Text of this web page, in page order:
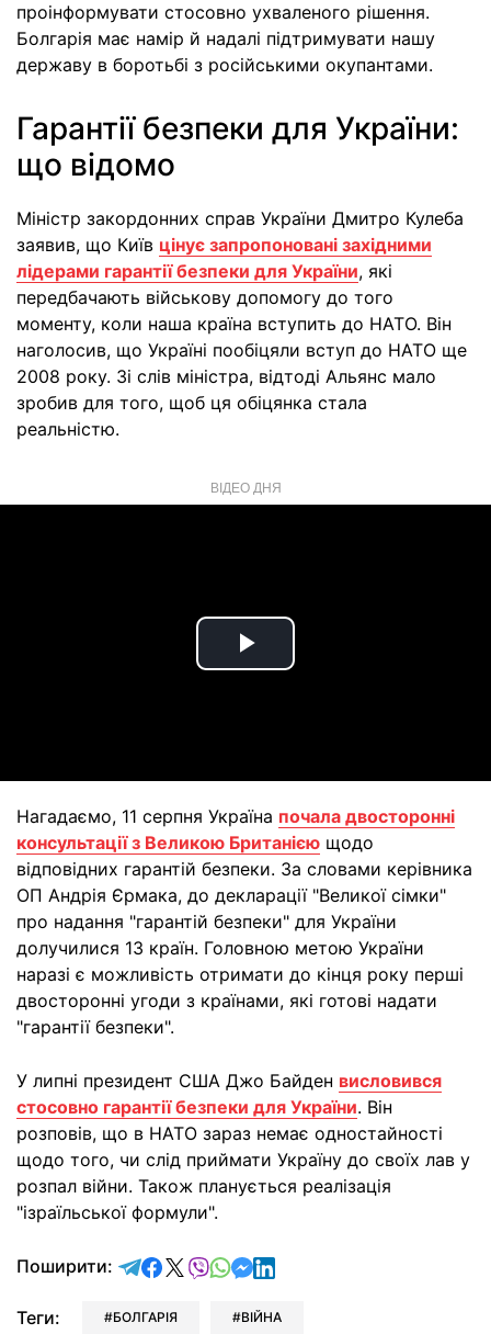
проінформувати стосовно ухваленого рішення.
Болгарія має намір й надалі підтримувати нашу
державу в боротьбі з російськими окупантами.
Гарантії безпеки для України:
що відомо
Міністр закордонних справ України Дмитро Кулеба
заявив, що Київ цінує запропоновані західними
лідерами гарантії безпеки для України, які
передбачають військову допомогу до того
моменту, коли наша країна вступить до НАТО. Він
наголосив, що Україні пообіцяли вступ до НАТО ще
2008 року. Зі слів міністра, відтоді Альянс мало
зробив для того, щоб ця обіцянка стала
реальністю.
ВІДЕО ДНЯ
Play
Нагадаємо, 11 серпня Україна почала двосторонні
консультації з Великою Британією щодо
відповідних гарантій безпеки. За словами керівника
ОП Андрія Єрмака, до декларації "Великої сімки"
про надання "гарантій безпеки" для України
долучилися 13 країн. Головною метою України
наразі є можливість отримати до кінця року перші
двосторонні угоди з країнами, які готові надати
"гарантії безпеки".
У липні президент США Джо Байден висловився
стосовно гарантії безпеки для України. Він
розповів, що в НАТО зараз немає одностайності
щодо того, чи слід приймати Україну до своїх лав у
розпал війни. Також планується реалізація
"ізраїльської формули".
Поширити: відправити у Telegram
поділитись у Facebook
поділитись у X
відправити у Viber
відправити у Whatsapp
відправити у Messenger
відправити у LinkedIn
Теги: БОЛГАРІЯ ВІЙНА